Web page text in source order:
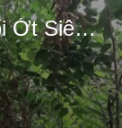
Đùi Gà Hấp Mía Chấm Muối Ớt Siêu Cay. Bim Bim dỡ trò Lưu Manh Cướp Cạn.